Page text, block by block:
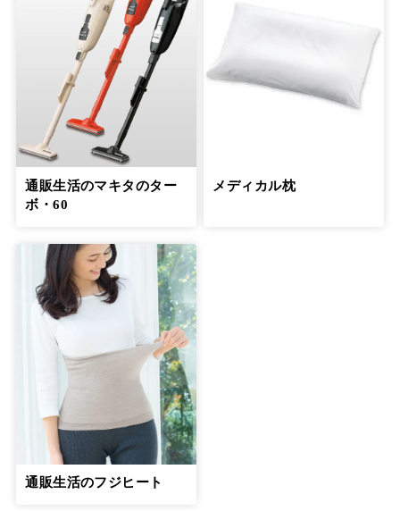
通販生活のマキタのター
ボ・60
メディカル枕
通販生活のフジヒート